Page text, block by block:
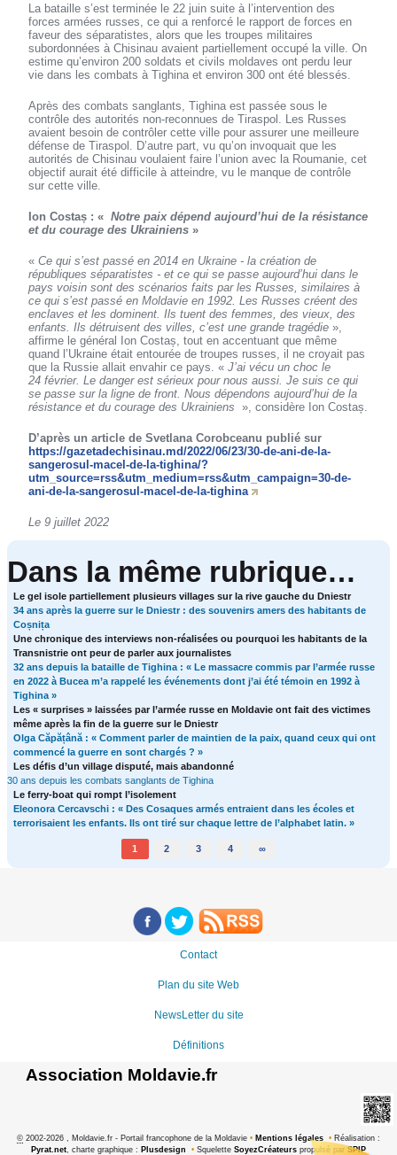
La bataille s’est terminée le 22 juin suite à l’intervention des
forces armées russes, ce qui a renforcé le rapport de forces en
faveur des séparatistes, alors que les troupes militaires
subordonnées à Chisinau avaient partiellement occupé la ville. On
estime qu’environ 200 soldats et civils moldaves ont perdu leur
vie dans les combats à Tighina et environ 300 ont été blessés.
Après des combats sanglants, Tighina est passée sous le
contrôle des autorités non-reconnues de Tiraspol. Les Russes
avaient besoin de contrôler cette ville pour assurer une meilleure
défense de Tiraspol. D’autre part, vu qu’on invoquait que les
autorités de Chisinau voulaient faire l’union avec la Roumanie, cet
objectif aurait été difficile à atteindre, vu le manque de contrôle
sur cette ville.
Ion Costaș : « Notre paix dépend aujourd’hui de la résistance
et du courage des Ukrainiens »
«Ce qui s’est passé en 2014 en Ukraine - la création de
républiques séparatistes - et ce qui se passe aujourd’hui dans le
pays voisin sont des scénarios faits par les Russes, similaires à
ce qui s’est passé en Moldavie en 1992. Les Russes créent des
enclaves et les dominent. Ils tuent des femmes, des vieux, des
enfants. Ils détruisent des villes, c’est une grande tragédie »,
affirme le général Ion Costaș, tout en accentuant que même
quand l’Ukraine était entourée de troupes russes, il ne croyait pas
que la Russie allait envahir ce pays. «J’ai vécu un choc le
24 février. Le danger est sérieux pour nous aussi. Je suis ce qui
se passe sur la ligne de front. Nous dépendons aujourd’hui de la
résistance et du courage des Ukrainiens », considère Ion Costaș.
D’après un article de Svetlana Corobceanu publié sur
https://gazetadechisinau.md/2022/06/23/30-de-ani-de-la-
sangerosul-macel-de-la-tighina/?
utm_source=rss&utm_medium=rss&utm_campaign=30-de-
ani-de-la-sangerosul-macel-de-la-tighina
Le 9 juillet 2022
Dans la même rubrique…
Le gel isole partiellement plusieurs villages sur la rive gauche du Dniestr
34 ans après la guerre sur le Dniestr : des souvenirs amers des habitants de
Coșnița
Une chronique des interviews non-réalisées ou pourquoi les habitants de la
Transnistrie ont peur de parler aux journalistes
32 ans depuis la bataille de Tighina : « Le massacre commis par l’armée russe
en 2022 à Bucea m’a rappelé les événements dont j’ai été témoin en 1992 à
Tighina »
Les « surprises » laissées par l’armée russe en Moldavie ont fait des victimes
même après la fin de la guerre sur le Dniestr
Olga Căpățână : « Comment parler de maintien de la paix, quand ceux qui ont
commencé la guerre en sont chargés ? »
Les défis d’un village disputé, mais abandonné
30 ans depuis les combats sanglants de Tighina
Le ferry-boat qui rompt l’isolement
Eleonora Cercavschi : « Des Cosaques armés entraient dans les écoles et
terrorisaient les enfants. Ils ont tiré sur chaque lettre de l’alphabet latin. »
1 2 3 4 ∞
Contact
Plan du site Web
NewsLetter du site
Définitions
Association Moldavie.fr
© 2002-2026 , Moldavie.fr - Portail francophone de la Moldavie • Mentions légales • Réalisation :
Pyrat.net, charte graphique : Plusdesign • Squelette SoyezCréateurs propulsé par SPIP